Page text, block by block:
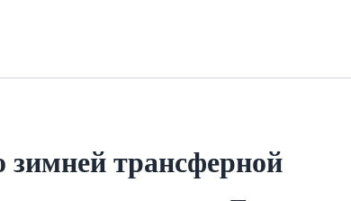
трансферной